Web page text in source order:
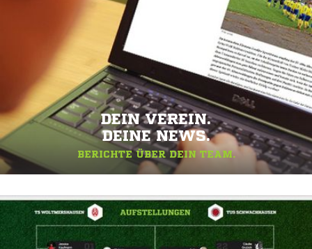
DEIN VEREIN.
DEINE NEWS.
BERICHTE ÜBER DEIN TEAM.